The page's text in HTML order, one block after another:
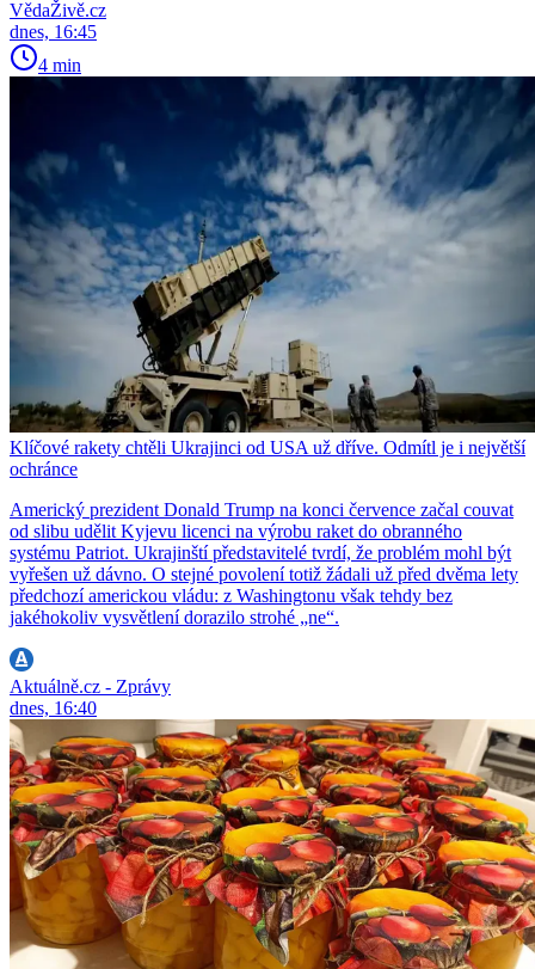
VědaŽivě.cz
dnes, 16:45
4 min
Klíčové rakety chtěli Ukrajinci od USA už dříve. Odmítl je i největší
ochránce
Americký prezident Donald Trump na konci července začal couvat
od slibu udělit Kyjevu licenci na výrobu raket do obranného
systému Patriot. Ukrajinští představitelé tvrdí, že problém mohl být
vyřešen už dávno. O stejné povolení totiž žádali už před dvěma lety
předchozí americkou vládu: z Washingtonu však tehdy bez
jakéhokoliv vysvětlení dorazilo strohé „ne“.
Aktuálně.cz - Zprávy
dnes, 16:40